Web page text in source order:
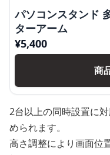
パソコンスタンド
ターアーム
¥5,400
商
2台以上の同時設置に
められます。
高さ調整により画面位